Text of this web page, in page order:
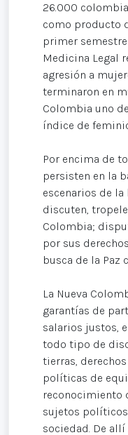
26.000
como producto
primer
Medicina Legal
agresión a
terminaron en
Colombia uno
índice de
Por encima de
persisten en la
escenarios de
discuten,
Colombia;
por sus
busca de la Paz
La Nueva
garantías de
salarios justos,
todo tipo de
tierras,
políticas de
reconocimiento
sujetos políticos
sociedad. De